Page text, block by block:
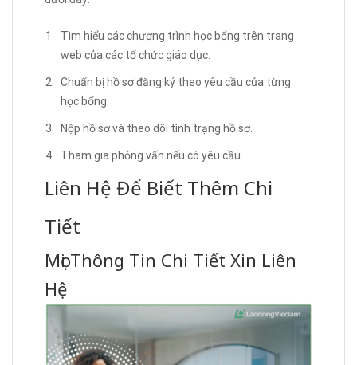
Tìm hiểu các chương trình học bổng trên trang
web của các tổ chức giáo dục.
Chuẩn bị hồ sơ đăng ký theo yêu cầu của từng
học bổng.
Nộp hồ sơ và theo dõi tình trạng hồ sơ.
Tham gia phỏng vấn nếu có yêu cầu.
Liên Hệ Để Biết Thêm Chi
Tiết
Mọi Thông Tin Chi Tiết Xin Liên
Hệ